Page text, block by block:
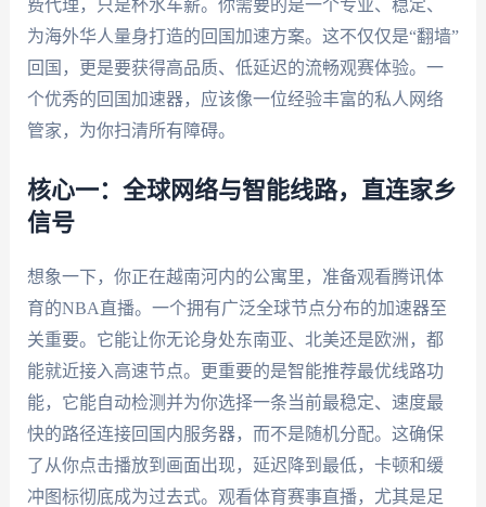
费代理，只是杯水车薪。你需要的是一个专业、稳定、
为海外华人量身打造的回国加速方案。这不仅仅是“翻墙”
回国，更是要获得高品质、低延迟的流畅观赛体验。一
个优秀的回国加速器，应该像一位经验丰富的私人网络
管家，为你扫清所有障碍。
核心一：全球网络与智能线路，直连家乡
信号
想象一下，你正在越南河内的公寓里，准备观看腾讯体
育的NBA直播。一个拥有广泛全球节点分布的加速器至
关重要。它能让你无论身处东南亚、北美还是欧洲，都
能就近接入高速节点。更重要的是智能推荐最优线路功
能，它能自动检测并为你选择一条当前最稳定、速度最
快的路径连接回国内服务器，而不是随机分配。这确保
了从你点击播放到画面出现，延迟降到最低，卡顿和缓
冲图标彻底成为过去式。观看体育赛事直播，尤其是足